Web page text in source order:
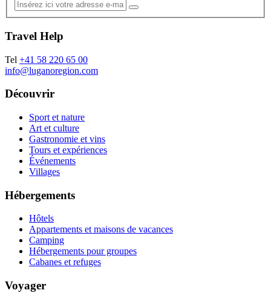
Travel Help
Tel +41 58 220 65 00
info@luganoregion.com
Découvrir
Sport et nature
Art et culture
Gastronomie et vins
Tours et expériences
Événements
Villages
Hébergements
Hôtels
Appartements et maisons de vacances
Camping
Hébergements pour groupes
Cabanes et refuges
Voyager